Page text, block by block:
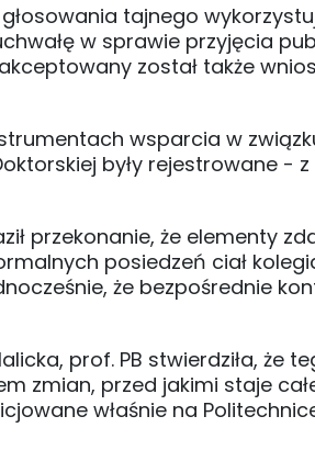
tajnego
w sprawie przyjęcia
został także
wsparcia w
były rejestrowane -
przekonanie, że elementy
posiedzeń ciał
że bezpośrednie
prof. PB stwierdziła, że
zmian, przed jakimi staje
właśnie na